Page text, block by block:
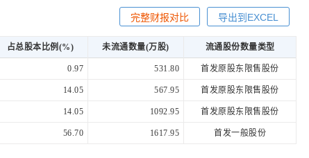
导出到EXCEL
完整财报对比
占总股本比例(%) 未流通数量(万股) 流通股份数量类型
0.97 531.80 首发原股东限售股份
14.05 567.95 首发原股东限售股份
14.05 1092.95 首发原股东限售股份
56.70 1617.95 首发一般股份